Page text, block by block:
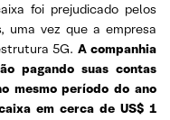
foi prejudicado pelos
uma vez que a empresa
5G. A companhia
pagando suas contas
mesmo período do ano
em cerca de US$ 1